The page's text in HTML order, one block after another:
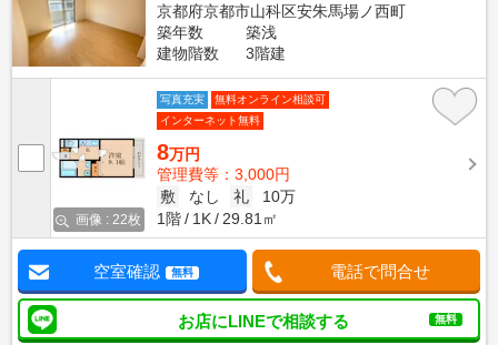
京都府京都市山科区安朱馬場ノ西町
築年数
築浅
建物階数
3階建
画像 : 22枚
写真充実
無料オンライン相談可
インターネット無料
8万円
管理費等：3,000円
敷
なし 礼
10万
1階
1K 29.81㎡
空室確認 無料 電話で問合せ
お店にLINEで相談する 無料